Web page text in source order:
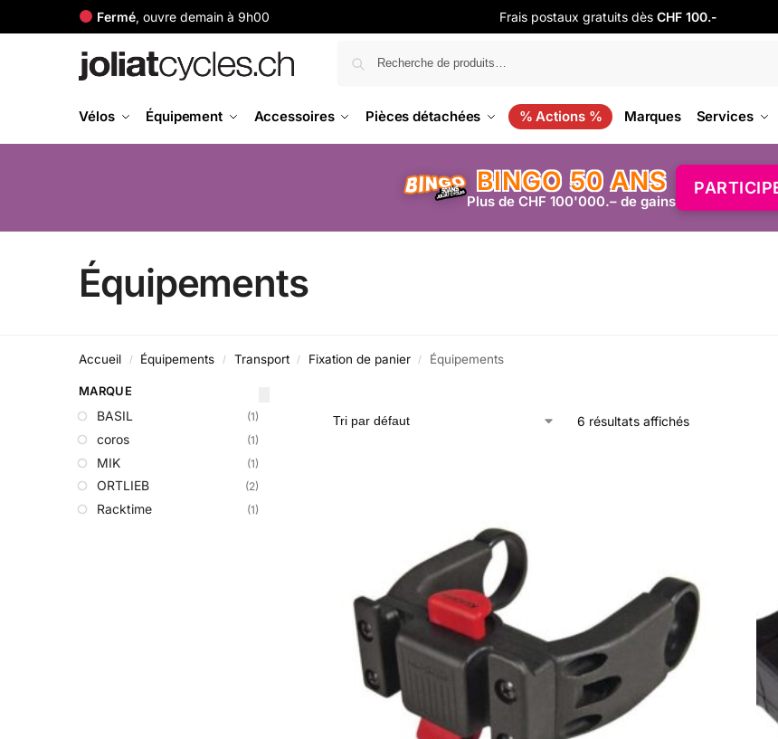
Fermé, ouvre demain à 9h00 Frais postaux gratuits dèsCHF 100.-
Vélos Équipement Accessoires Pièces détachées % Actions % Marques Services
BINGO 50 ANS
Plus de CHF 100'000.– de gains
Équipements
Accueil / Équipements / Transport / Fixation de panier / Équipements
6 résultats affichés
MARQUE
BASIL (1)
coros (1)
MIK (1)
ORTLIEB (2)
Racktime (1)